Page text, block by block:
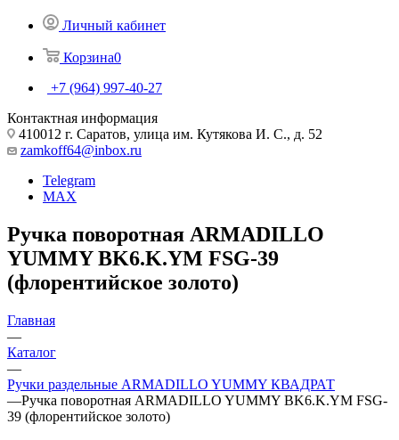
Личный кабинет
Корзина0
+7 (964) 997-40-27
Контактная информация
410012 г. Саратов, улица им. Кутякова И. С., д. 52
zamkoff64@inbox.ru
Telegram
MAX
Ручка поворотная ARMADILLO
YUMMY BK6.K.YM FSG-39
(флорентийское золото)
Главная
—
Каталог
—
Ручки раздельные ARMADILLO YUMMY КВАДРАТ
—Ручка поворотная ARMADILLO YUMMY BK6.K.YM FSG-
39 (флорентийское золото)